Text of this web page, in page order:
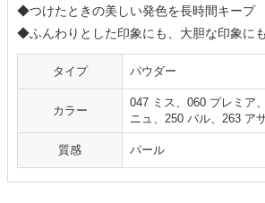
◆つけたときの美しい発色を長時間キープ
◆ふんわりとした印象にも、大胆な印象に
タイプ パウダー
カラー
047 ミス、060 プレミア
ニュ、250 バル、263 ア
質感 パール